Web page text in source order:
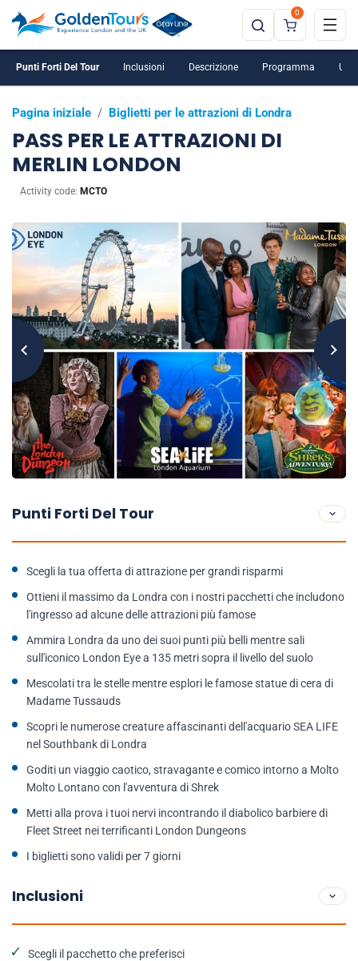
0
Pagina iniziale / Biglietti per le attrazioni di Londra
PASS PER LE ATTRAZIONI DI
MERLIN LONDON
Activity code: MCTO
Punti Forti Del Tour Inclusioni Descrizione Programma
Punti Forti Del Tour
Scegli la tua offerta di attrazione per grandi risparmi
Ottieni il massimo da Londra con i nostri pacchetti che includono
l'ingresso ad alcune delle attrazioni più famose
Ammira Londra da uno dei suoi punti più belli mentre sali
sull'iconico London Eye a 135 metri sopra il livello del suolo
Mescolati tra le stelle mentre esplori le famose statue di cera di
Madame Tussauds
Scopri le numerose creature affascinanti dell'acquario SEA LIFE
nel Southbank di Londra
Goditi un viaggio caotico, stravagante e comico intorno a Molto
Molto Lontano con l'avventura di Shrek
Metti alla prova i tuoi nervi incontrando il diabolico barbiere di
Fleet Street nei terrificanti London Dungeons
I biglietti sono validi per 7 giorni
Inclusioni
Scegli il pacchetto che preferisci